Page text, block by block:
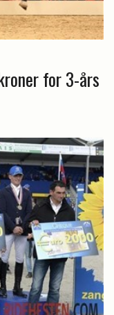
for 3-års